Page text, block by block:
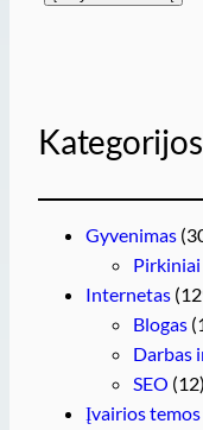
Kategorijos
Gyvenimas
Pirkiniai
Internetas
Blogas
Darbas
SEO (12)
Įvairios temos